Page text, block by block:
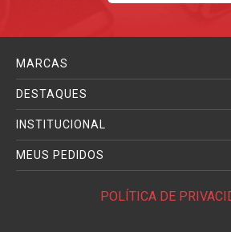
MARCAS
DESTAQUES
INSTITUCIONAL
MEUS PEDIDOS
POLÍTICA DE